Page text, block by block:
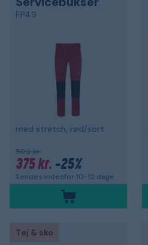
FP49
med stretch, rød/sort
500 kr.
375 kr. -25%
Sendes indenfor 10-12 dage
Tøj & sko